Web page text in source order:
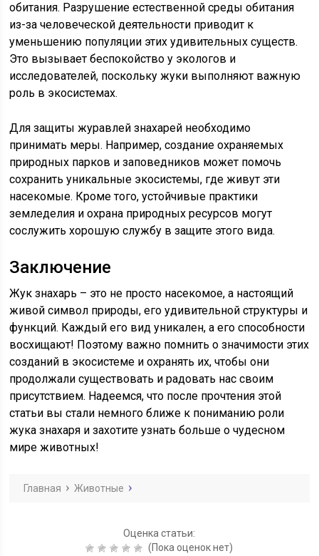
обитания. Разрушение естественной среды обитания
из-за человеческой деятельности приводит к
уменьшению популяции этих удивительных существ.
Это вызывает беспокойство у экологов и
исследователей, поскольку жуки выполняют важную
роль в экосистемах.
Для защиты журавлей знахарей необходимо
принимать меры. Например, создание охраняемых
природных парков и заповедников может помочь
сохранить уникальные экосистемы, где живут эти
насекомые. Кроме того, устойчивые практики
земледелия и охрана природных ресурсов могут
сослужить хорошую службу в защите этого вида.
Заключение
Жук знахарь – это не просто насекомое, а настоящий
живой символ природы, его удивительной структуры и
функций. Каждый его вид уникален, а его способности
восхищают! Поэтому важно помнить о значимости этих
созданий в экосистеме и охранять их, чтобы они
продолжали существовать и радовать нас своим
присутствием. Надеемся, что после прочтения этой
статьи вы стали немного ближе к пониманию роли
жука знахаря и захотите узнать больше о чудесном
мире животных!
Главная Животные
Оценка статьи:
(Пока оценок нет)